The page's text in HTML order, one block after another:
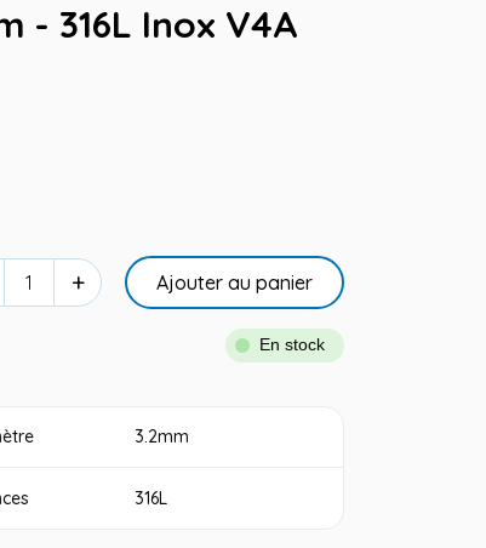
- 316L Inox V4A
+ Ajouter au panier
En stock
3.2mm
316L